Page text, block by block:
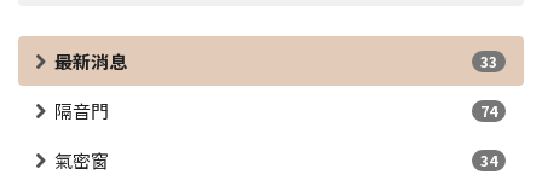
最新消息 33
隔音門 74
氣密窗 34